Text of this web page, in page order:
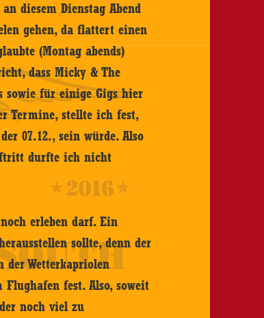
diesem Dienstag Abend
gehen, da flattert einen
(Montag abends)
dass Micky & The
sowie für einige Gigs hier
Termine, stellte ich fest,
07.12., sein würde. Also
durfte ich nicht
erleben darf. Ein
sollte, denn der
der Wetterkapriolen
Flughafen fest. Also, soweit
noch viel zu